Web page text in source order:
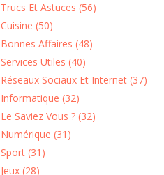
Trucs Et Astuces (56)
Cuisine (50)
Bonnes Affaires (48)
Services Utiles (40)
Réseaux Sociaux Et Internet (37)
Informatique (32)
Le Saviez Vous ? (32)
Numérique (31)
Sport (31)
Jeux (28)